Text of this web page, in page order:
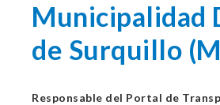
Municipalidad
de Surquillo
Responsable del Portal de